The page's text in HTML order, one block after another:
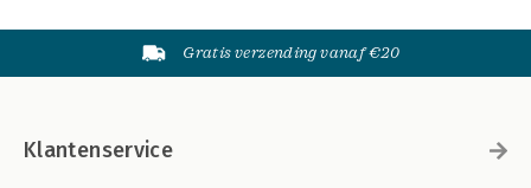
Gratis verzending vanaf €20
Klantenservice